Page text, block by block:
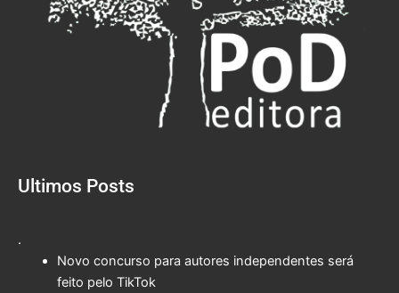
Ultimos Posts
.
Novo concurso para autores independentes será
feito pelo TikTok